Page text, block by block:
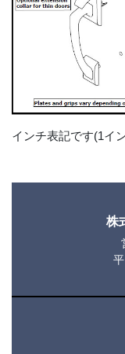
インチ表記です(1イ
株